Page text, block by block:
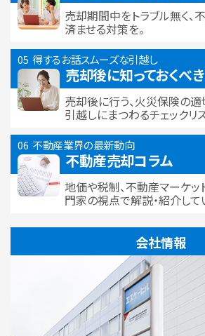
売却期間中をトラブル無く、
済ませる対策を。
得するお話スムーズな引越し
売却後に知っておくべ
売却後に行う、火災保険の適
引越しにまつわるチェックリス
不動産業界の最新動向
不動産売却コラム
地価や税制、不動産マーケッ
門家の視点で解説・紹介して
会社情報